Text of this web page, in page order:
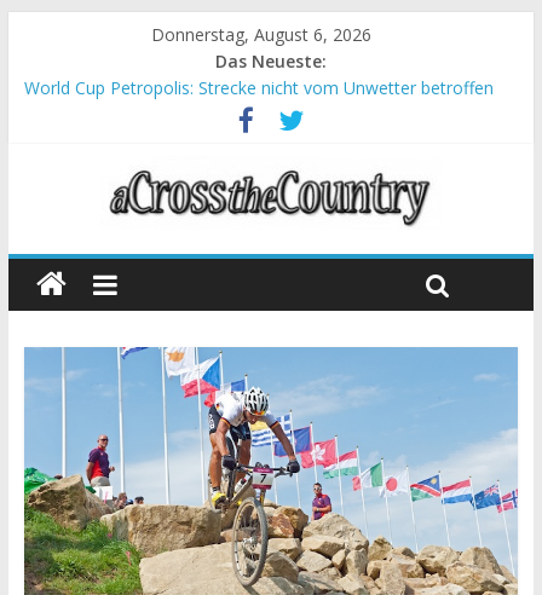
Donnerstag, August 6, 2026
Das Neueste:
World Cup Petropolis: Strecke nicht vom Unwetter betroffen
Krumbach und Obergessertshausen: Mountainbike-Bundesliga
Supercup Massi Banyoles: Siege für Carod und Richards
Halbzeit beim Andalucia Bike Race: Weltmeister Seewald führt
Chelva: Schweizer Doppelsieg beim ersten XCO-Rennen der